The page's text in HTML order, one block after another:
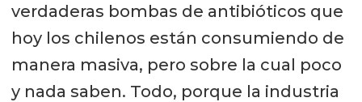
verdaderas bombas de antibióticos que
hoy los chilenos están consumiendo de
manera masiva, pero sobre la cual poco
y nada saben. Todo, porque la industria